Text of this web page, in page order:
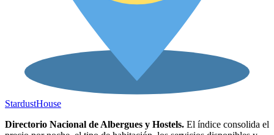
StardustHouse
Directorio Nacional de Albergues y Hostels. El índice consolida el